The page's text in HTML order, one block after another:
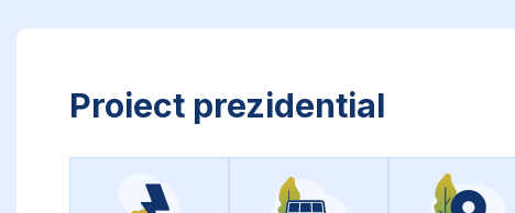
Proiect prezidential